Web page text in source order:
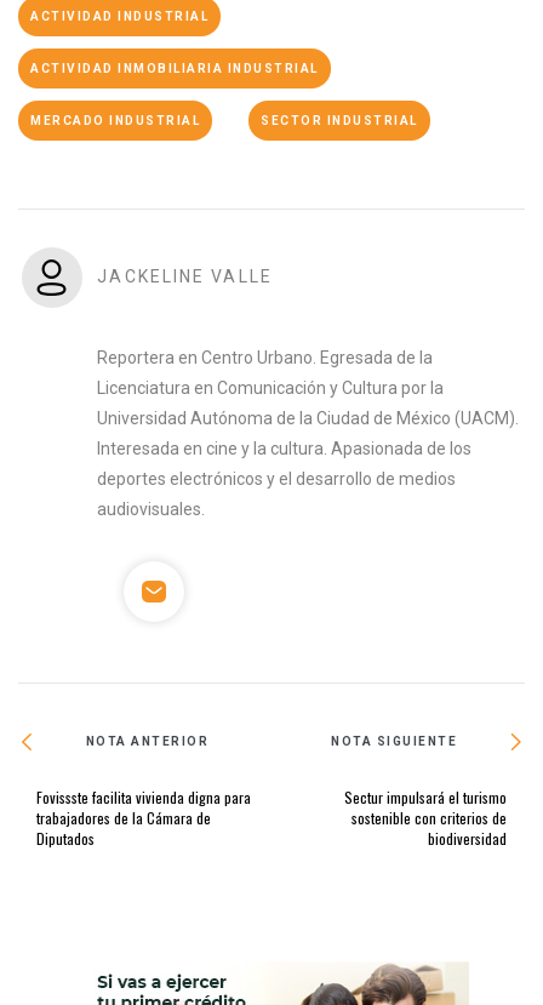
ACTIVIDAD INDUSTRIAL
ACTIVIDAD INMOBILIARIA INDUSTRIAL
MERCADO INDUSTRIAL SECTOR INDUSTRIAL
JACKELINE VALLE
Reportera en Centro Urbano. Egresada de la
Licenciatura en Comunicación y Cultura por la
Universidad Autónoma de la Ciudad de México (UACM).
Interesada en cine y la cultura. Apasionada de los
deportes electrónicos y el desarrollo de medios
audiovisuales.
NOTA ANTERIOR
Fovissste facilita vivienda digna para
trabajadores de la Cámara de
Diputados
NOTA SIGUIENTE
Sectur impulsará el turismo
sostenible con criterios de
biodiversidad